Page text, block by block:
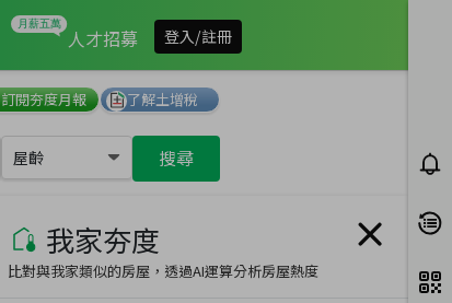
人才招募 登入/註冊
訂閱夯度月報 了解土增稅
屋齡 搜尋
我家夯度
比對與我家類似的房屋，透過AI運算分析房屋熱度